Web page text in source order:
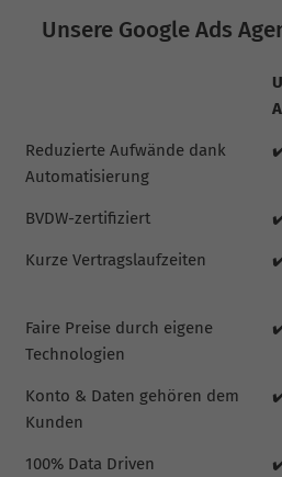
Unsere Google Ads
Reduzierte Aufwände dank
Automatisierung
BVDW-zertifiziert
Kurze Vertragslaufzeiten
Faire Preise durch eigene
Technologien
Konto & Daten gehören dem
Kunden
100% Data Driven